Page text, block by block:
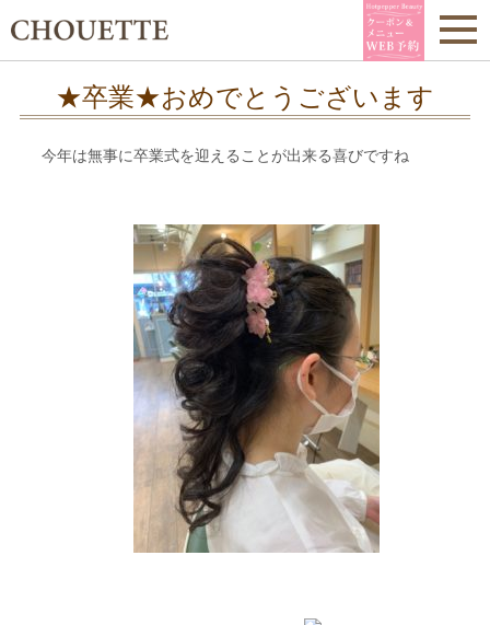
★卒業★おめでとうございます
今年は無事に卒業式を迎えることが出来る喜びですね